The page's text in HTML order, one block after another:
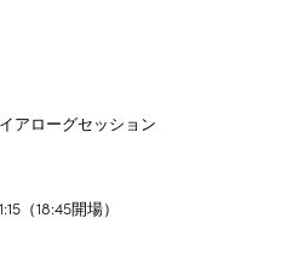
アローグセッション
（18:45開場）